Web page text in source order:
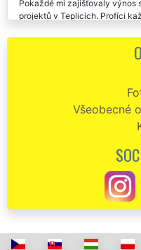
Už asi osmkrát jsem využil
Pokaždé mi zajišťovaly výnos
Na základě doporučení
STĚHOVÁNÍ, aby mi zajistili
mé novostavbě. Jsou přesný,
práci doporučuji.
Všeobecné